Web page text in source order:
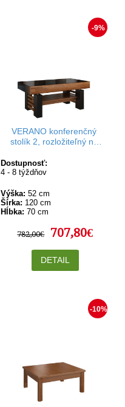
-9%
VERANO konferenčný
stolík 2, rozložiteľný na
120-160 x 70 cm
Dostupnosť:
4 - 8 týždňov
Výška: 52 cm
Šírka: 120 cm
Hĺbka: 70 cm
782,00€ 707,80€
DETAIL
-10%